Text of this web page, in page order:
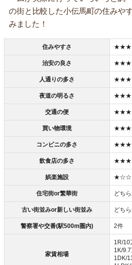
の街と比較した小伝馬町の住みや
みました！
住みやすさ
治安の良さ
人通りの多さ
夜道の明るさ
交通の便
買い物環境
コンビニの多さ
飲食店の多さ
娯楽施設
住宅街or繁華街 どち
古い街並みor新しい街並み どち
警察署や交番(駅500m圏内) 2件
家賃相場
1R/10
1K/
1DK/